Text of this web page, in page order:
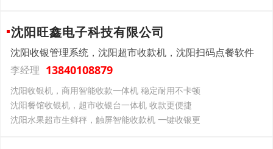
沈阳旺鑫电子科技有限公司
沈阳收银管理系统，沈阳超市收款机，沈阳扫码点餐软件
李经理 13840108879
沈阳收银机，商用智能收款一体机 稳定耐用不卡顿
沈阳餐馆收银机，超市收银台一体机 收款更便捷
沈阳水果超市生鲜秤，触屏智能收款机 一键收银更